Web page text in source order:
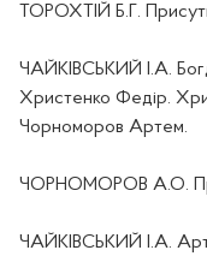
ТОРОХТІЙ Б.Г.
ЧАЙКІВСЬКИЙ І.А.
Христенко Федір.
Чорноморов Артем.
ЧОРНОМОРОВ А.О.
ЧАЙКІВСЬКИЙ І.А.